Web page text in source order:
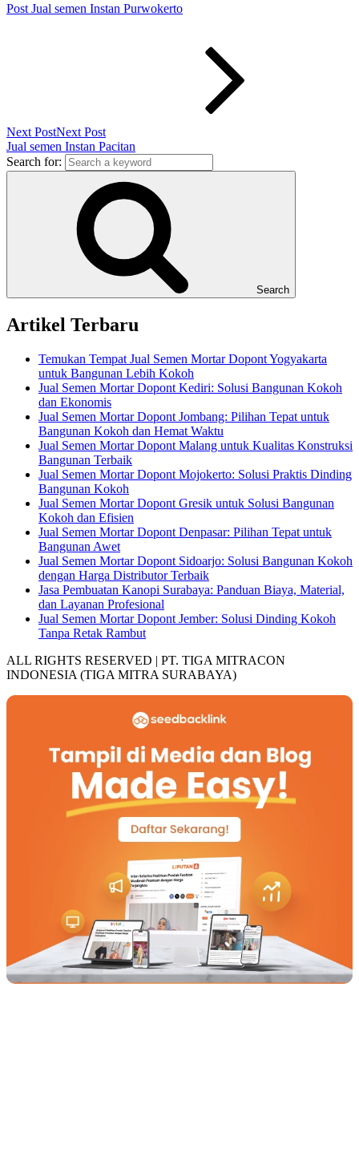
Post Jual semen Instan Purwokerto
Next PostNext Post
Jual semen Instan Pacitan
Search for:
Search
Artikel Terbaru
Temukan Tempat Jual Semen Mortar Dopont Yogyakarta
untuk Bangunan Lebih Kokoh
Jual Semen Mortar Dopont Kediri: Solusi Bangunan Kokoh
dan Ekonomis
Jual Semen Mortar Dopont Jombang: Pilihan Tepat untuk
Bangunan Kokoh dan Hemat Waktu
Jual Semen Mortar Dopont Malang untuk Kualitas Konstruksi
Bangunan Terbaik
Jual Semen Mortar Dopont Mojokerto: Solusi Praktis Dinding
Bangunan Kokoh
Jual Semen Mortar Dopont Gresik untuk Solusi Bangunan
Kokoh dan Efisien
Jual Semen Mortar Dopont Denpasar: Pilihan Tepat untuk
Bangunan Awet
Jual Semen Mortar Dopont Sidoarjo: Solusi Bangunan Kokoh
dengan Harga Distributor Terbaik
Jasa Pembuatan Kanopi Surabaya: Panduan Biaya, Material,
dan Layanan Profesional
Jual Semen Mortar Dopont Jember: Solusi Dinding Kokoh
Tanpa Retak Rambut
ALL RIGHTS RESERVED | PT. TIGA MITRACON
INDONESIA (TIGA MITRA SURABAYA)